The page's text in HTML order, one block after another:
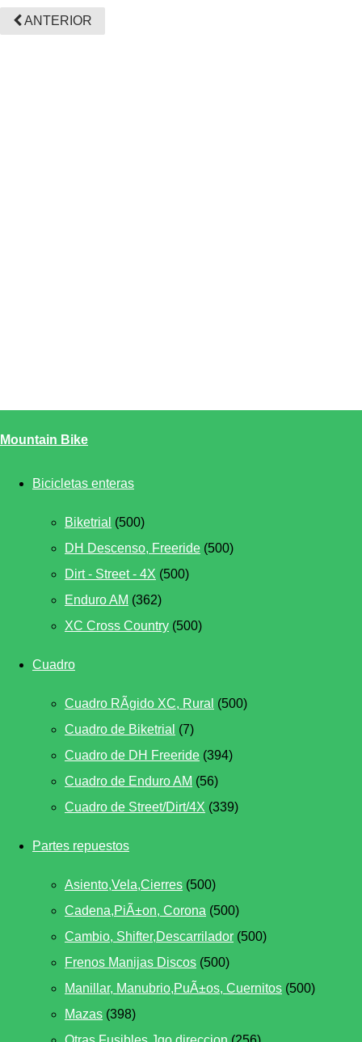
ANTERIOR
Mountain Bike
Bicicletas enteras
Biketrial (500)
DH Descenso, Freeride (500)
Dirt - Street - 4X (500)
Enduro AM (362)
XC Cross Country (500)
Cuadro
Cuadro RÃ­gido XC, Rural (500)
Cuadro de Biketrial (7)
Cuadro de DH Freeride (394)
Cuadro de Enduro AM (56)
Cuadro de Street/Dirt/4X (339)
Partes repuestos
Asiento,Vela,Cierres (500)
Cadena,PiÃ±on, Corona (500)
Cambio, Shifter,Descarrilador (500)
Frenos Manijas Discos (500)
Manillar, Manubrio,PuÃ±os, Cuernitos (500)
Mazas (398)